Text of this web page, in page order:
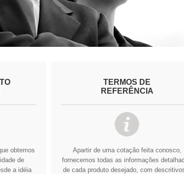
obtemos
de
a idéia
TERMOS DE
REFERÊNCIA
Apartir de uma cotação feita conosco,
fornecemos todas as informações
de cada produto desejado, com